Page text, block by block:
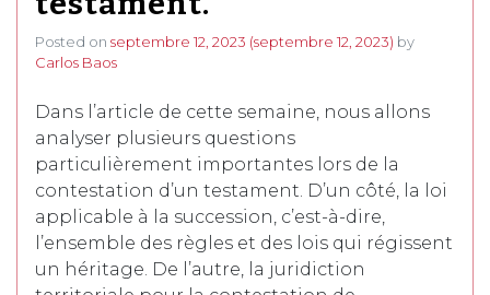
Posted on septembre 12, 2023 (septembre 12, 2023) by
Carlos Baos
Dans l’article de cette semaine, nous allons
analyser plusieurs questions
particulièrement importantes lors de la
contestation d’un testament. D’un côté, la loi
applicable à la succession, c’est-à-dire,
l’ensemble des règles et des lois qui régissent
un héritage. De l’autre, la juridiction